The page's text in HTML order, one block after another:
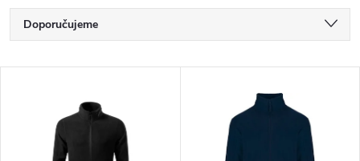
Ř
a
Doporučujeme
Nejprodávanější
Abecedně